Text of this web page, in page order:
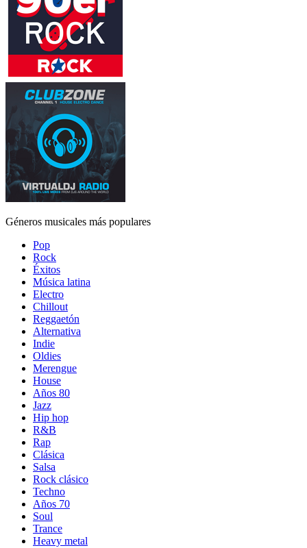
Géneros musicales más populares
Pop
Rock
Éxitos
Música latina
Electro
Chillout
Reggaetón
Alternativa
Indie
Oldies
Merengue
House
Años 80
Jazz
Hip hop
R&B
Rap
Clásica
Salsa
Rock clásico
Techno
Años 70
Soul
Trance
Heavy metal